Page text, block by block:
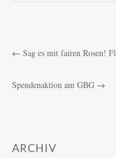
← Sag es mit fairen Rosen!
Spendenaktion am GBG →
ARCHIV